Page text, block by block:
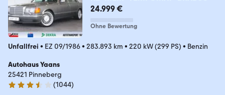
24.999 €
Ohne Bewertung
Unfallfrei • EZ 09/1986• 283.893 km • 220 kW (299 PS) • Benzin
Autohaus Yaans
25421 Pinneberg
3.7 Sterne
(1044)